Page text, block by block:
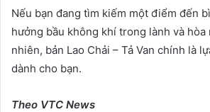
Nếu bạn đang tìm kiếm một điểm đến
hưởng bầu không khí trong lành và hòa
nhiên, bản Lao Chải – Tả Van chính là
dành cho bạn.
Theo VTC News